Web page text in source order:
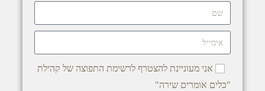
אני מעוניינת להצטרף לרשימת התפוצה של קהילת
"כלים אומרים שירה"